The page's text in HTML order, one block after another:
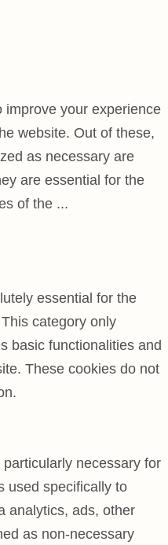
improve your experience
website. Out of these,
as necessary are
are essential for the
of the ...
essential for the
category only
basic functionalities and
These cookies do not
necessary for
used specifically to
analytics, ads, other
as non-necessary